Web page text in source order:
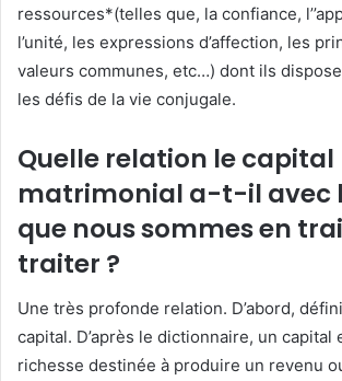
ressources*(telles que, la confiance,
l’unité, les expressions d’affection, les
valeurs communes, etc…) dont ils
les défis de la vie conjugale.
Quelle relation le capital
matrimonial a-t-il avec
que nous sommes en
traiter ?
Une très profonde relation. D’abord,
capital. D’après le dictionnaire, un capital
richesse destinée à produire un revenu